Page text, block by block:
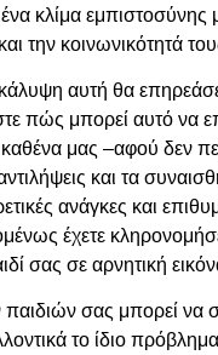
κλίμα
την κοινωνικότητά
αυτή θα
πώς μπορεί αυτό να
καθένα μας –αφού δεν
αντιλήψεις και τα
ανάγκες και
έχετε
σας σε αρνητική
σας μπορεί να
το ίδιο